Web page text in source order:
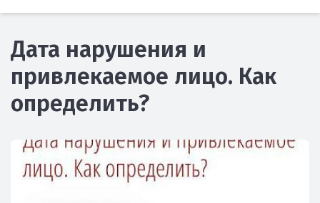
Дата нарушения и
привлекаемое лицо. Как
определить?